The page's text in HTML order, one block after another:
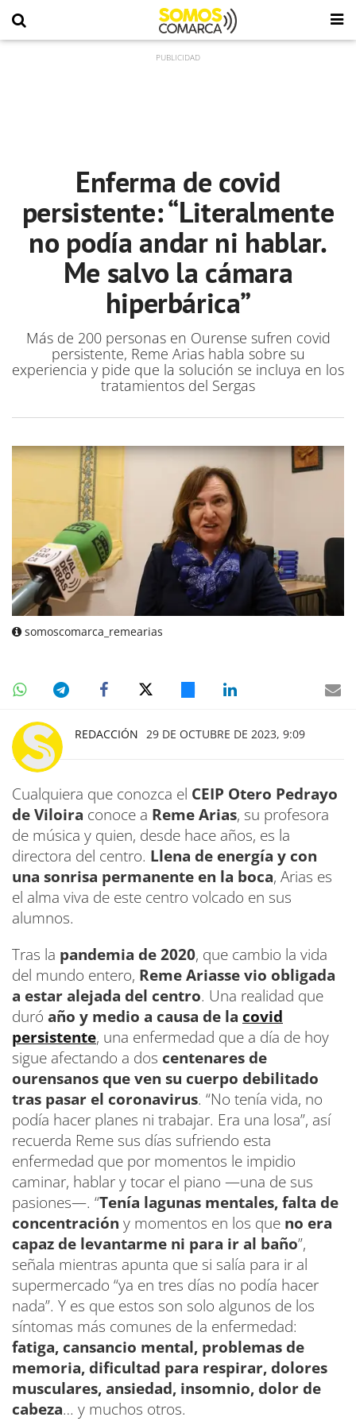
Enferma de covid
persistente: “Literalmente
no podía andar ni hablar.
Me salvo la cámara
hiperbárica”
Más de 200 personas en Ourense sufren covid
persistente, Reme Arias habla sobre su
experiencia y pide que la solución se incluya en los
tratamientos del Sergas
somoscomarca_remearias
REDACCIÓN 29 DE OCTUBRE DE 2023, 9:09
Cualquiera que conozca el CEIP Otero Pedrayo
de Viloira conoce a Reme Arias, su profesora
de música y quien, desde hace años, es la
directora del centro. Llena de energía y con
una sonrisa permanente en la boca, Arias es
el alma viva de este centro volcado en sus
alumnos.
Tras la pandemia de 2020, que cambio la vida
del mundo entero, Reme Ariasse vio obligada
a estar alejada del centro. Una realidad que
duró año y medio a causa de la covid
persistente, una enfermedad que a día de hoy
sigue afectando a dos centenares de
ourensanos que ven su cuerpo debilitado
tras pasar el coronavirus. “No tenía vida, no
podía hacer planes ni trabajar. Era una losa”, así
recuerda Reme sus días sufriendo esta
enfermedad que por momentos le impidio
caminar, hablar y tocar el piano —una de sus
pasiones—. “Tenía lagunas mentales, falta de
concentración y momentos en los que no era
capaz de levantarme ni para ir al baño”,
señala mientras apunta que si salía para ir al
supermercado “ya en tres días no podía hacer
nada”. Y es que estos son solo algunos de los
síntomas más comunes de la enfermedad:
fatiga, cansancio mental, problemas de
memoria, dificultad para respirar, dolores
musculares, ansiedad, insomnio, dolor de
cabeza… y muchos otros.